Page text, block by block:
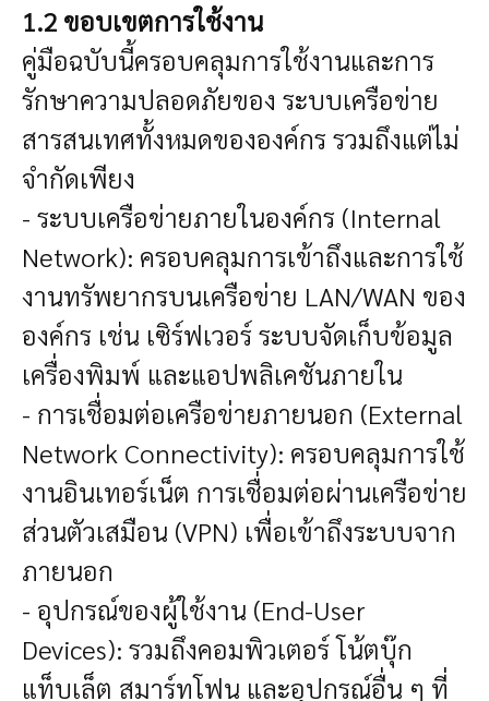
1.2 ขอบเขตการใช้งาน
คู่มือฉบับนี้ครอบคลุมการใช้งานและการ
รักษาความปลอดภัยของ ระบบเครือข่าย
สารสนเทศทั้งหมดขององค์กร รวมถึงแต่ไม่
จำกัดเพียง
- ระบบเครือข่ายภายในองค์กร (Internal
Network): ครอบคลุมการเข้าถึงและการใช้
งานทรัพยากรบนเครือข่าย LAN/WAN ของ
องค์กร เช่น เซิร์ฟเวอร์ ระบบจัดเก็บข้อมูล
เครื่องพิมพ์ และแอปพลิเคชันภายใน
- การเชื่อมต่อเครือข่ายภายนอก (External
Network Connectivity): ครอบคลุมการใช้
งานอินเทอร์เน็ต การเชื่อมต่อผ่านเครือข่าย
ส่วนตัวเสมือน (VPN) เพื่อเข้าถึงระบบจาก
ภายนอก
- อุปกรณ์ของผู้ใช้งาน (End-User
Devices): รวมถึงคอมพิวเตอร์ โน้ตบุ๊ก
แท็บเล็ต สมาร์ทโฟน และอุปกรณ์อื่น ๆ ที่